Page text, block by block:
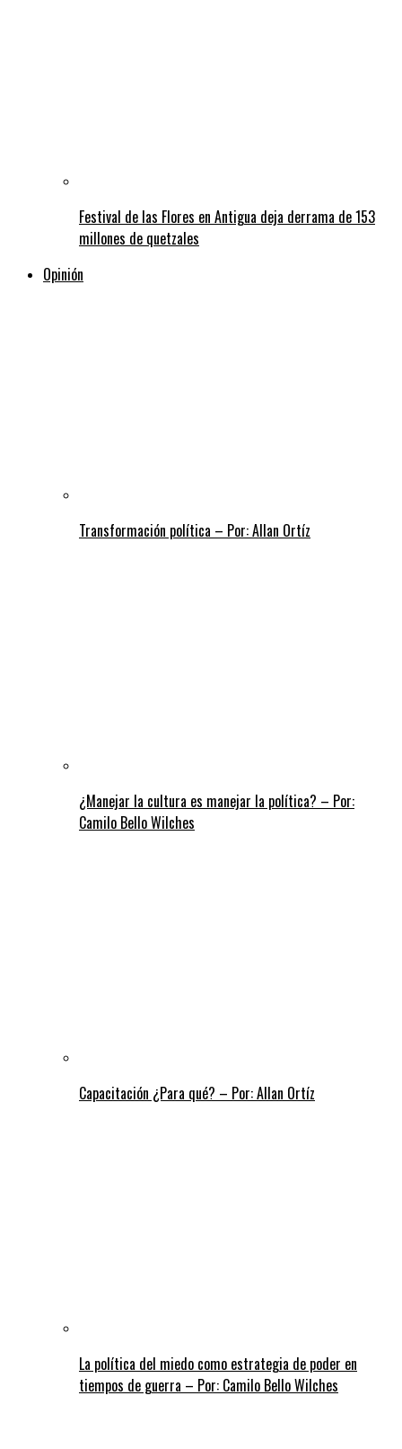
Festival de las Flores en Antigua deja derrama de 153
millones de quetzales
Opinión
Transformación política – Por: Allan Ortíz
¿Manejar la cultura es manejar la política? – Por:
Camilo Bello Wilches
Capacitación ¿Para qué? – Por: Allan Ortíz
La política del miedo como estrategia de poder en
tiempos de guerra – Por: Camilo Bello Wilches